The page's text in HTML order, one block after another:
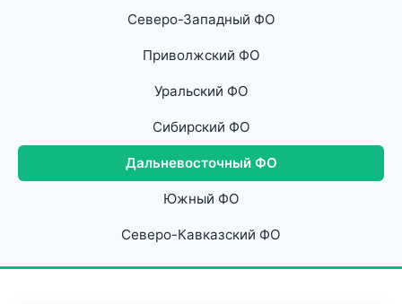
Северо-Западный ФО
Приволжский ФО
Уральский ФО
Сибирский ФО
Дальневосточный ФО
Южный ФО
Северо-Кавказский ФО